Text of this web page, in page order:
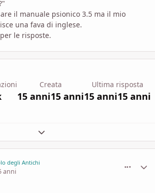
il manuale psionico 3.5 ma il mio
una fava di inglese.
le risposte.
Creata
15 anni15 anni
Ultima risposta
15 anni15 anni
Espandi panoramica del topic
degli Antichi
anni